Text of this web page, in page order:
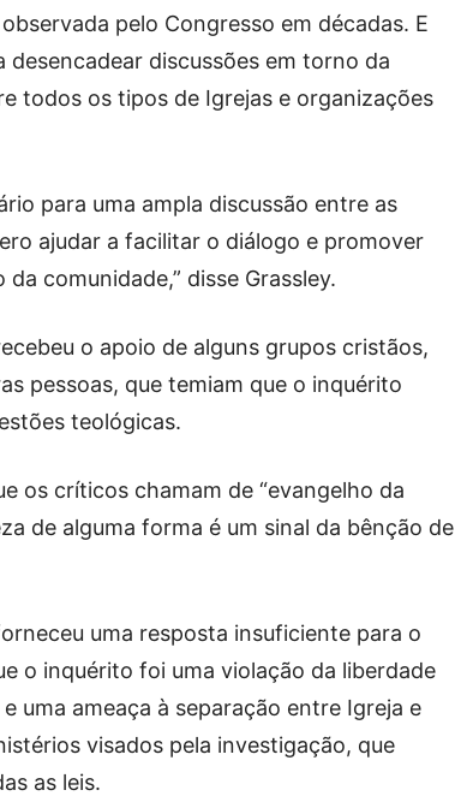
pelo Congresso em décadas. E
discussões em torno da
todos os tipos de Igrejas e organizações
para uma ampla discussão entre as
ajudar a facilitar o diálogo e promover
comunidade,” disse Grassley.
o apoio de alguns grupos cristãos,
pessoas, que temiam que o inquérito
teológicas.
os críticos chamam de “evangelho da
de alguma forma é um sinal da bênção de
uma resposta insuficiente para o
o inquérito foi uma violação da liberdade
uma ameaça à separação entre Igreja e
visados pela investigação, que
as leis.